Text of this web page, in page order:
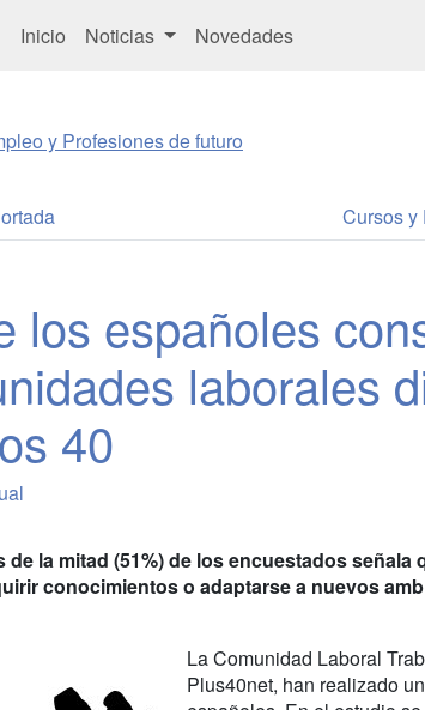
Inicio Noticias Novedades
y Profesiones de futuro
Cursos y
los españoles
laborales
40
de la mitad (51%) de los encuestados señala
conocimientos o adaptarse a nuevos
La Comunidad Laboral
Plus40net, han realizado